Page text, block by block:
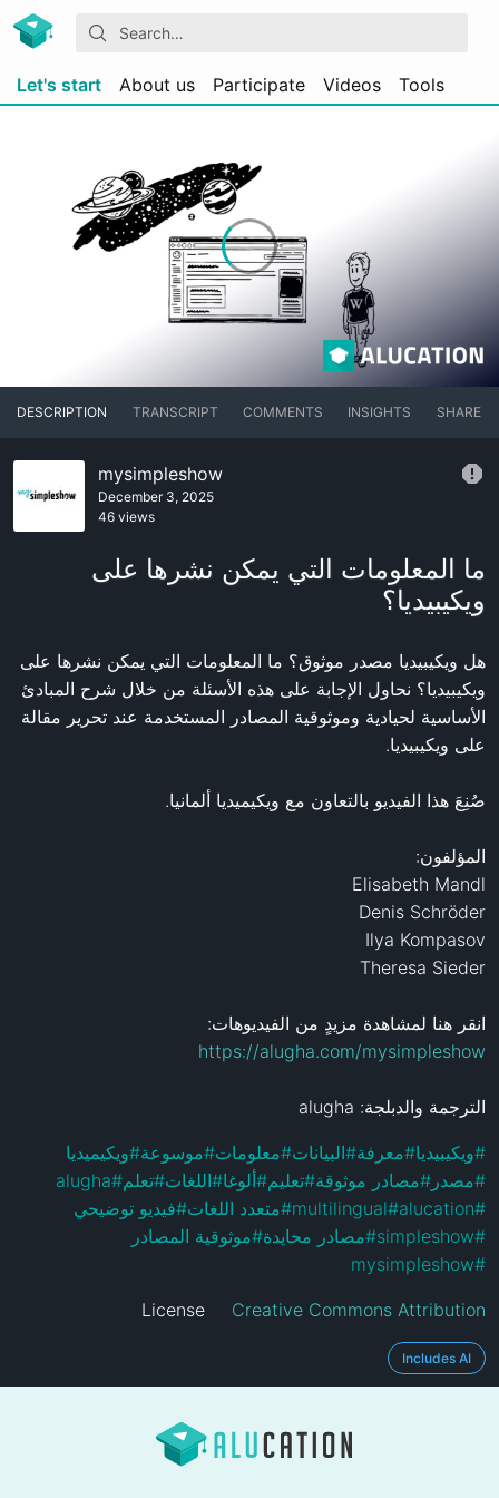
Let's start About us Participate Videos Tools
DESCRIPTION TRANSCRIPT COMMENTS INSIGHTS SHARE
mysimpleshow
December 3, 2025
46 views
ما المعلومات التي يمكن نشرها على
ويكيبيديا؟
انقر هنا لمشاهدة مزيدٍ من الفيديوهات:
https://alugha.com/mysimpleshow
الترجمة والدبلجة: alugha
#ويكيبيديا#معرفة#البيانات#معلومات#موسوعة#ويكيميديا
#مصدر #مصادر موثوقة#تعليم#ألوغا#اللغات#تعلم#
alugha
#
alucation
#
multilingual
#متعدد اللغات#فيديو توضيحي
#
simpleshow
#مصادر محايدة#موثوقية المصادر
#
mysimpleshow
License Creative Commons Attribution
Includes AI